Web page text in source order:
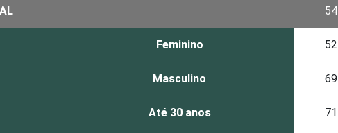
54
Feminino 52
Masculino 69
Até 30 anos 71